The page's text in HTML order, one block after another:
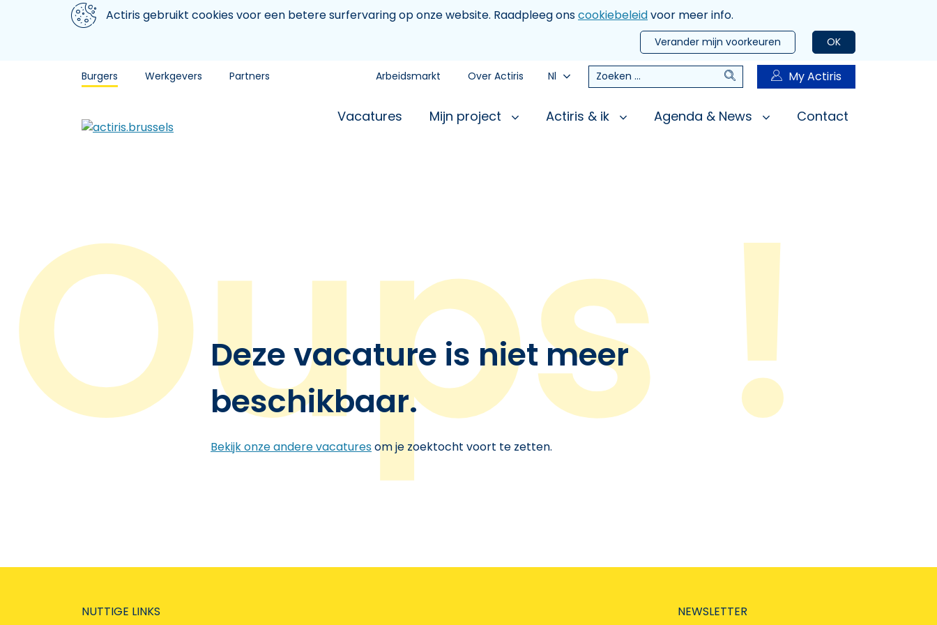
Aller au contenu principal
We gebruiken cookiesActiris gebruikt cookies voor een betere surfervaring op onze website. Raadpleeg onscookiebeleidvoor meer info.
OK
Verander mijn voorkeuren
Burgers Werkgevers Partners Arbeidsmarkt Over Actiris Nl Zoeken Zoeken My Actiris
Vacatures Mijn project Actiris & ik Agenda & News Contact
Deze vacature is niet meer
beschikbaar.
Bekijk onze andere vacaturesom je zoektocht voort te zetten.
NUTTIGE LINKS NEWSLETTER